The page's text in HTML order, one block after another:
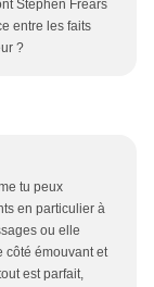
Stephen Frears
entre les faits
?
tu peux
en particulier à
ou elle
côté émouvant et
est parfait,